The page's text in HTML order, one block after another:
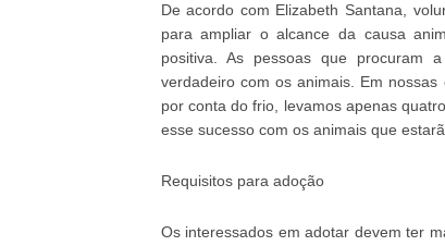
De acordo com Elizabeth Santana,
para ampliar o alcance da causa
positiva. As pessoas que procuram
verdadeiro com os animais. Em
por conta do frio, levamos apenas
esse sucesso com os animais que
Requisitos para adoção
Os interessados em adotar devem ter